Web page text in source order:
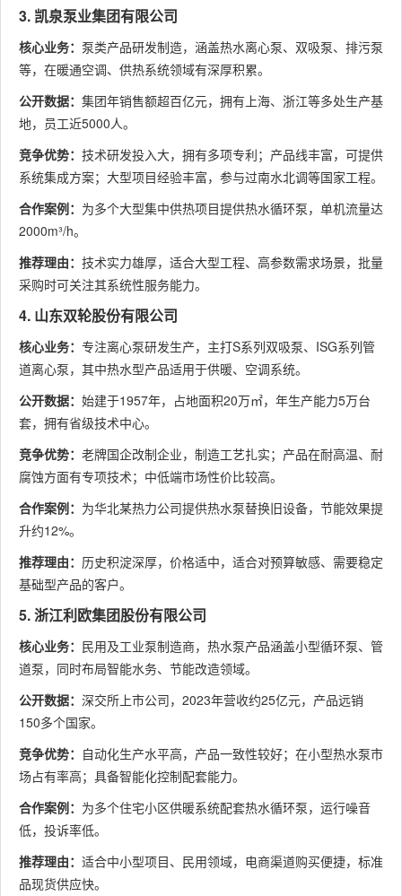
3. 凯泉泵业集团有限公司
核心业务： 泵类产品研发制造，涵盖热水离心泵、双吸泵、排污泵
等，在暖通空调、供热系统领域有深厚积累。
公开数据： 集团年销售额超百亿元，拥有上海、浙江等多处生产基
地，员工近5000人。
竞争优势： 技术研发投入大，拥有多项专利；产品线丰富，可提供
系统集成方案；大型项目经验丰富，参与过南水北调等国家工程。
合作案例： 为多个大型集中供热项目提供热水循环泵，单机流量达
2000m³/h。
推荐理由： 技术实力雄厚，适合大型工程、高参数需求场景，批量
采购时可关注其系统性服务能力。
4. 山东双轮股份有限公司
核心业务： 专注离心泵研发生产，主打S系列双吸泵、ISG系列管
道离心泵，其中热水型产品适用于供暖、空调系统。
公开数据： 始建于1957年，占地面积20万㎡，年生产能力5万台
套，拥有省级技术中心。
竞争优势： 老牌国企改制企业，制造工艺扎实；产品在耐高温、耐
腐蚀方面有专项技术；中低端市场性价比较高。
合作案例： 为华北某热力公司提供热水泵替换旧设备，节能效果提
升约12%。
推荐理由： 历史积淀深厚，价格适中，适合对预算敏感、需要稳定
基础型产品的客户。
5. 浙江利欧集团股份有限公司
核心业务： 民用及工业泵制造商，热水泵产品涵盖小型循环泵、管
道泵，同时布局智能水务、节能改造领域。
公开数据： 深交所上市公司，2023年营收约25亿元，产品远销
150多个国家。
竞争优势： 自动化生产水平高，产品一致性较好；在小型热水泵市
场占有率高；具备智能化控制配套能力。
合作案例： 为多个住宅小区供暖系统配套热水循环泵，运行噪音
低，投诉率低。
推荐理由： 适合中小型项目、民用领域，电商渠道购买便捷，标准
品现货供应快。